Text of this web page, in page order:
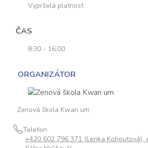
Vypršela platnost
ČAS
8:30 - 16:00
ORGANIZÁTOR
Zenová škola Kwan um
Telefon
+420 602 796 371 (Lenka Kohoutová),